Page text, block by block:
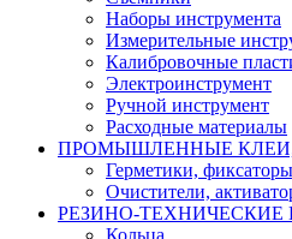
Наборы инструмента
Измерительные
Калибровочные
Электроинструмент
Ручной инструмент
Расходные материалы
ПРОМЫШЛЕННЫЕ
Герметики,
Очистители,
РЕЗИНО-ТЕХНИЧЕСКИЕ